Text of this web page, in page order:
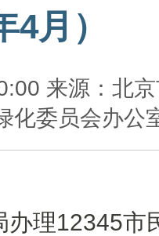
月）
来源：北
化委员会办公
办理12345市